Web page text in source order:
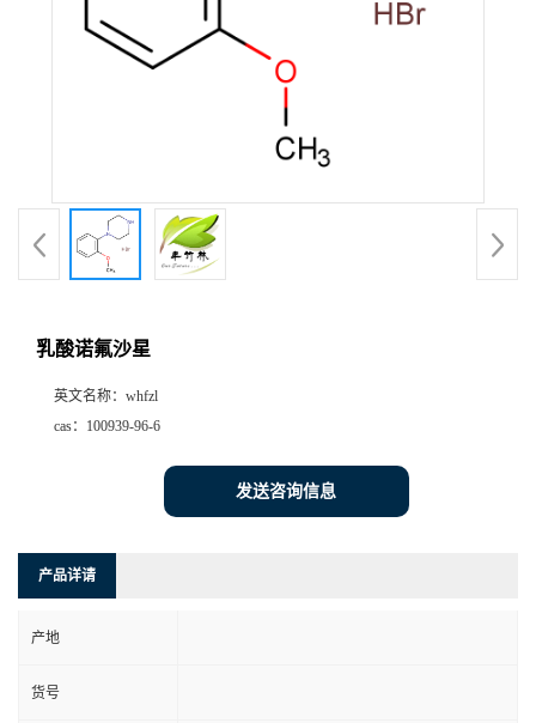
乳酸诺氟沙星
英文名称： whfzl
cas： 100939-96-6
发送咨询信息
产品详请
产地
货号